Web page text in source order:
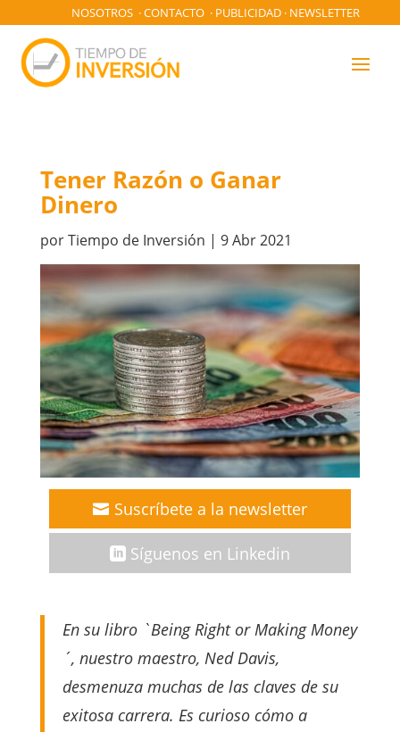
NOSOTROS ·CONTACTO · PUBLICIDAD · NEWSLETTER
Tener Razón o Ganar
Dinero
porTiempo de Inversión | 9 Abr 2021
Suscríbete a la newsletter
Síguenos en Linkedin
En su libro `Being Right or Making Money
´, nuestro maestro, Ned Davis,
desmenuza muchas de las claves de su
exitosa carrera. Es curioso cómo a